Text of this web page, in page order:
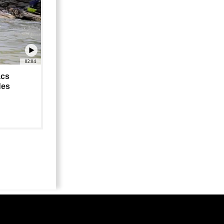
02:04